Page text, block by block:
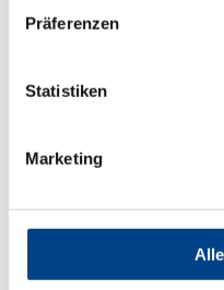
Präferenzen
Statistiken
Marketing